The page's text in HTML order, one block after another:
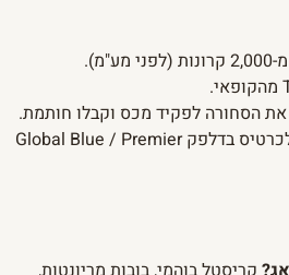
הסחורה לפקיד מכס וקבלו חותמת.
קבלו החזר מזומן או לכרטיס בדלפק Global Blue / Premier